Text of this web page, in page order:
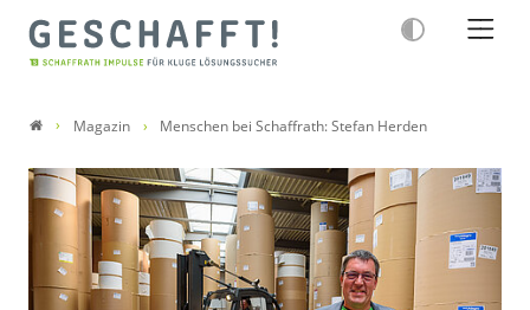
Magazin Menschen bei Schaffrath: Stefan Herden